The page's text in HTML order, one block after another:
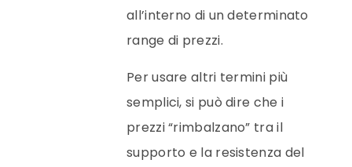
all’interno di un determinato
range di prezzi.
Per usare altri termini più
semplici, si può dire che i
prezzi “rimbalzano” tra il
supporto e la resistenza del